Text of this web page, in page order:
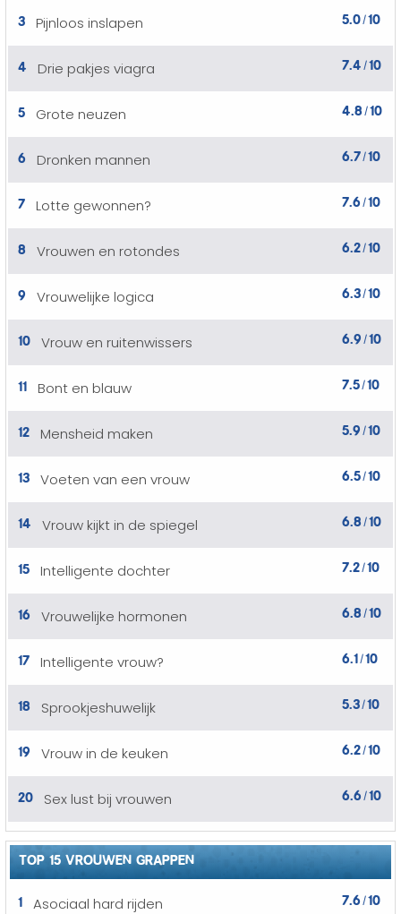
3 Pijnloos inslapen 5.0/10
4 Drie pakjes viagra 7.4 /10
5 Grote neuzen 4.8/10
6 Dronken mannen 6.7/10
7 Lotte gewonnen? 7.6 /10
8 Vrouwen en rotondes 6.2/10
9 Vrouwelijke logica 6.3/10
10 Vrouw en ruitenwissers 6.9 /10
11 Bont en blauw 7.5/10
12 Mensheid maken 5.9 /10
13 Voeten van een vrouw 6.5/10
14 Vrouw kijkt in de spiegel 6.8 /10
15 Intelligente dochter 7.2/10
16 Vrouwelijke hormonen 6.8 /10
17 Intelligente vrouw? 6.1/10
18 Sprookjeshuwelijk 5.3/10
19 Vrouw in de keuken 6.2/10
20 Sex lust bij vrouwen 6.6 /10
TOP 15 VROUWEN GRAPPEN
1 Asociaal hard rijden 7.6 /10